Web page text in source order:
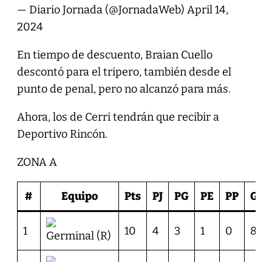
— Diario Jornada (@JornadaWeb) April 14,
2024
En tiempo de descuento, Braian Cuello
descontó para el tripero, también desde el
punto de penal, pero no alcanzó para más.
Ahora, los de Cerri tendrán que recibir a
Deportivo Rincón.
ZONA A
# Equipo Pts PJ PG PE PP GF
1 Germinal (R) 10 4 3 1 0 8